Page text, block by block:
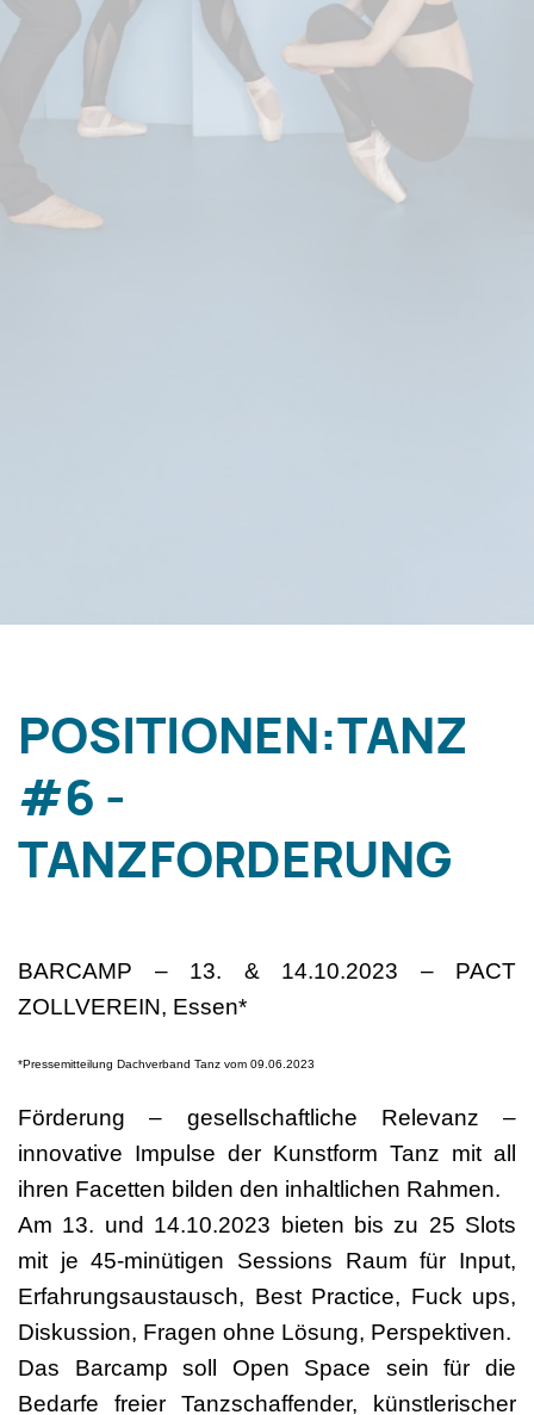
POSITIONEN:TANZ
#6 -
TANZFORDERUNG
BARCAMP – 13. & 14.10.2023 – PACT
ZOLLVEREIN, Essen*
*Pressemitteilung Dachverband Tanz vom 09.06.2023
Förderung – gesellschaftliche Relevanz –
innovative Impulse der Kunstform Tanz mit all
ihren Facetten bilden den inhaltlichen Rahmen.
Am 13. und 14.10.2023 bieten bis zu 25 Slots
mit je 45-minütigen Sessions Raum für Input,
Erfahrungsaustausch, Best Practice, Fuck ups,
Diskussion, Fragen ohne Lösung, Perspektiven.
Das Barcamp soll Open Space sein für die
Bedarfe freier Tanzschaffender, künstlerischer